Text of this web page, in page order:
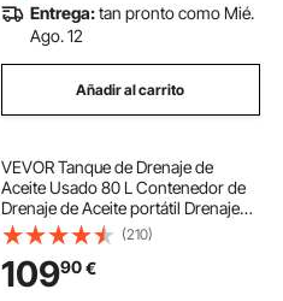
Entrega:tan pronto como Mié.
Ago. 12
Añadir al carrito
VEVOR Tanque de Drenaje de
Aceite Usado 80 L Contenedor de
Drenaje de Aceite portátil Drenaje
Suave de Transferencia de
Combustible Altura de Embudo
Ajustable con Rueda para fácil
extracción de Aceite
(210)
10990€